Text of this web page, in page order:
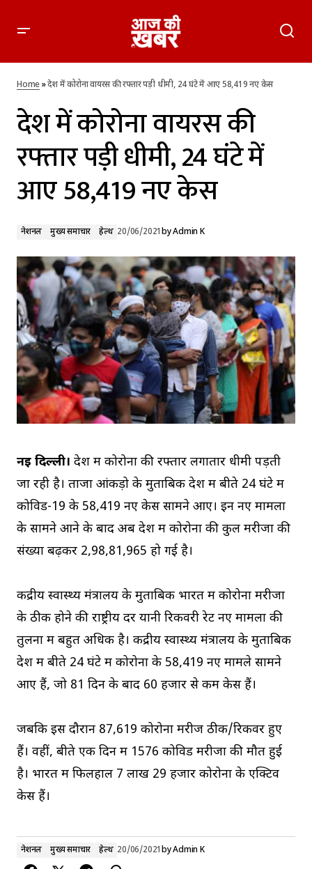
केस
Home»देश में कोरोना वायरस की रफ्तार पड़ी धीमी, 24 घंटे में आए 58,419 नए केस
देश में कोरोना वायरस की
रफ्तार पड़ी धीमी, 24 घंटे में
आए 58,419 नए केस
नेशनल मुख्य समाचार हेल्थ 20/06/2021byAdmin K
नई दिल्ली। देश में कोरोना की रफ्तार लगातार धीमी पड़ती
जा रही है। ताजा आंकड़ो के मुताबिक देश में बीते 24 घंटे में
कोविड-19 के 58,419 नए केस सामने आए। इन नए मामलों
के सामने आने के बाद अब देश में कोरोना की कुल मरीजों की
संख्या बढ़कर 2,98,81,965 हो गई है।
केंद्रीय स्वास्थ्य मंत्रालय के मुताबिक भारत में कोरोना मरीजों
के ठीक होने की राष्ट्रीय दर यानी रिकवरी रेट नए मामलों की
तुलना में बहुत अधिक है। केंद्रीय स्वास्थ्य मंत्रालय के मुताबिक
देश में बीते 24 घंटे में कोरोना के 58,419 नए मामले सामने
आए हैं, जो 81 दिन के बाद 60 हजार से कम केस हैं।
जबकि इस दौरान 87,619 कोरोना मरीज ठीक/रिकवर हुए
हैं। वहीं, बीते एक दिन में 1576 कोविड मरीजों की मौत हुई
है। भारत में फिलहाल 7 लाख 29 हजार कोरोना के एक्टिव
केस हैं।
नेशनल मुख्य समाचार हेल्थ 20/06/2021byAdmin K